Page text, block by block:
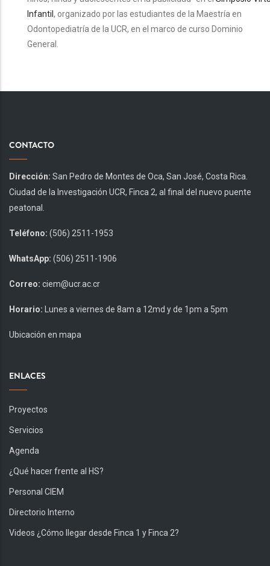
Infantil , organizado por las estudiantes de la Maestría en
Odontopediatría de la UCR, en el marco de curso Dominio
General.
CONTACTO
Dirección: San Pedro de Montes de Oca, San José, Costa Rica.
Ciudad de la Investigación UCR, Finca 2, al final del nuevo puente
peatonal.
Teléfono: (506) 2511-1953
WhatsApp: (506) 2511-1906
Correo: ciem@ucr.ac.cr
Horario: Lunes a viernes de 8am a 12md y de 1pm a 5pm
Ubicación en mapa
ENLACES
Proyectos
Servicios
Agenda
¿Qué hacer frente al HS?
Personal CIEM
Directorio Interno
Videos ¿Cómo llegar desde Finca 1 y Finca 2?